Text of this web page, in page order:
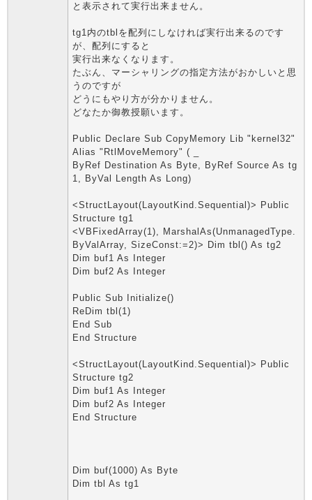
と表示されて実行出来ません。
tg1内のtblを配列にしなければ実行出来るのです
が、配列にすると
実行出来なくなります。
たぶん、マーシャリングの指定方法がおかしいと思
うのですが
どうにもやり方が分かりません。
どなたか御教授願います。
Public Declare Sub CopyMemory Lib "kernel32"
Alias "RtlMoveMemory" ( _
ByRef Destination As Byte, ByRef Source As tg
1, ByVal Length As Long)
<StructLayout(LayoutKind.Sequential)> Public
Structure tg1
<VBFixedArray(1), MarshalAs(UnmanagedType.
ByValArray, SizeConst:=2)> Dim tbl() As tg2
Dim buf1 As Integer
Dim buf2 As Integer
Public Sub Initialize()
ReDim tbl(1)
End Sub
End Structure
<StructLayout(LayoutKind.Sequential)> Public
Structure tg2
Dim buf1 As Integer
Dim buf2 As Integer
End Structure
Dim buf(1000) As Byte
Dim tbl As tg1